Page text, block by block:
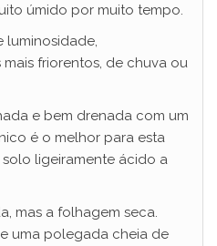
úmido por muito tempo.
luminosidade,
friorentos, de chuva ou
e bem drenada com um
é o melhor para esta
ligeiramente ácido a
mas a folhagem seca.
uma polegada cheia de